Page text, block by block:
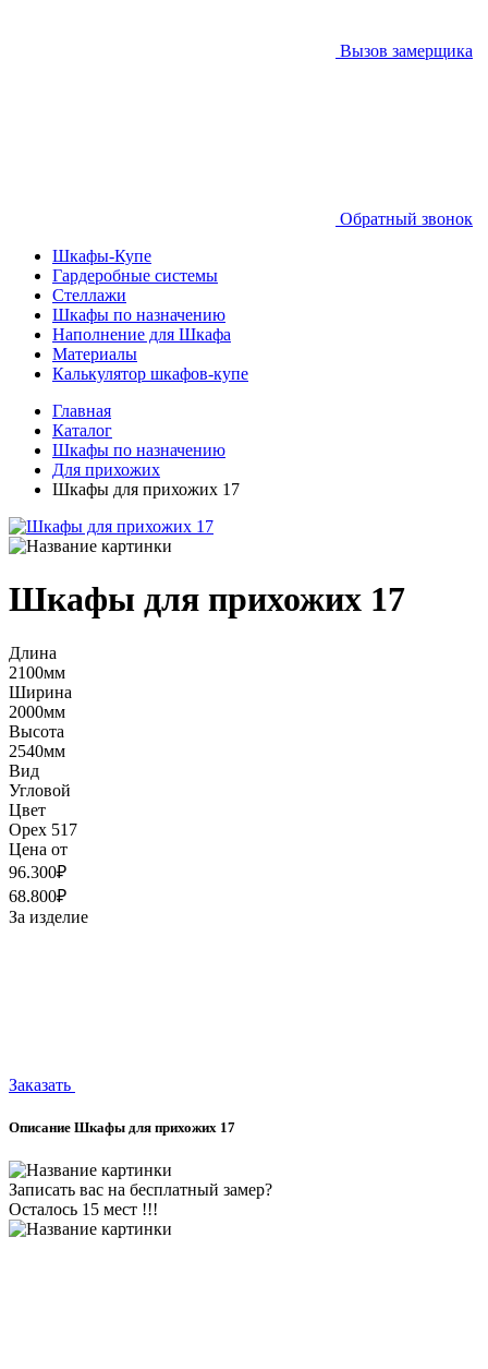
Вызов замерщика
Обратный звонок
Шкафы-Купе
Гардеробные системы
Стеллажи
Шкафы по назначению
Наполнение для Шкафа
Материалы
Калькулятор шкафов-купе
Главная
Каталог
Шкафы по назначению
Для прихожих
Шкафы для прихожих 17
Шкафы для прихожих 17
Длина
2100мм
Ширина
2000мм
Высота
2540мм
Вид
Угловой
Цвет
Орех 517
Цена от
96.300₽
68.800₽
За изделие
Заказать
Описание Шкафы для прихожих 17
Записать вас на бесплатный замер?
Осталось 15 мест !!!